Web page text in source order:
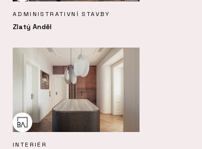
ADMINISTRATIVNÍ STAVBY
Zlatý Anděl
INTERIÉR